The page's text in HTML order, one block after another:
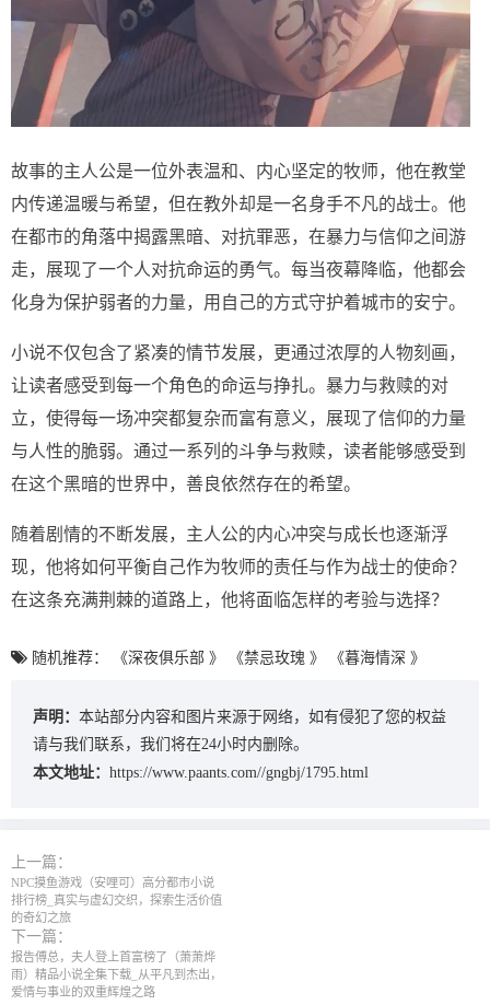
故事的主人公是一位外表温和、内心坚定的牧师，他在教堂
内传递温暖与希望，但在教外却是一名身手不凡的战士。他
在都市的角落中揭露黑暗、对抗罪恶，在暴力与信仰之间游
走，展现了一个人对抗命运的勇气。每当夜幕降临，他都会
化身为保护弱者的力量，用自己的方式守护着城市的安宁。
小说不仅包含了紧凑的情节发展，更通过浓厚的人物刻画，
让读者感受到每一个角色的命运与挣扎。暴力与救赎的对
立，使得每一场冲突都复杂而富有意义，展现了信仰的力量
与人性的脆弱。通过一系列的斗争与救赎，读者能够感受到
在这个黑暗的世界中，善良依然存在的希望。
随着剧情的不断发展，主人公的内心冲突与成长也逐渐浮
现，他将如何平衡自己作为牧师的责任与作为战士的使命？
在这条充满荆棘的道路上，他将面临怎样的考验与选择？
随机推荐： 《深夜俱乐部 》 《禁忌玫瑰 》 《暮海情深 》
声明： 本站部分内容和图片来源于网络，如有侵犯了您的权益
请与我们联系，我们将在24小时内删除。
本文地址： https://www.paants.com//gngbj/1795.html
上一篇：
NPC摸鱼游戏（安哩可）‌高分都市小说
排行榜‌_真实与虚幻交织，探索生活价值
的奇幻之旅
下一篇：
报告傅总，夫人登上首富榜了（萧萧烨
雨）精品小说全集下载_从平凡到杰出，
爱情与事业的双重辉煌之路